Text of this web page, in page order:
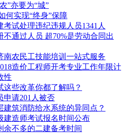
”亦要为“城”
何实现“终身”保障
考试处理违纪违规人员1341人
不通过人员 超70%是劳动合同出
南农民工技能培训一站式服务
造价工程师开考专业工作年限计
性
这些改革你都了解吗？
申请201人被否
建筑消防给水系统的异同点？
建造师考试报名时间公布
余不多的二建备考时间